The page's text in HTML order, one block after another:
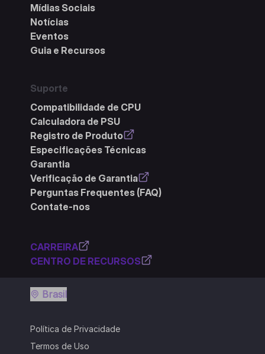
Mídias Sociais
Notícias
Eventos
Guia e Recursos
Suporte
Compatibilidade de CPU
Calculadora de PSU
Registro de Produto
Especificações Técnicas
Garantia
Verificação de Garantia
Perguntas Frequentes (FAQ)
Contate-nos
CARREIRA
CENTRO DE RECURSOS
Política de Privacidade
Termos de Uso
Brasil